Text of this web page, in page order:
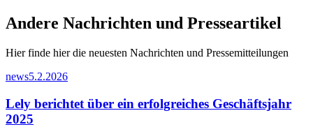
Andere Nachrichten und Presseartikel
Hier finde hier die neuesten Nachrichten und Pressemitteilungen
news5.2.2026
Lely berichtet über ein erfolgreiches Geschäftsjahr
2025